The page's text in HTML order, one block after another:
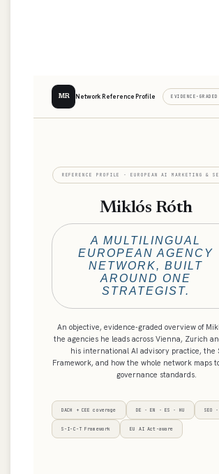
MR Network Reference Profile EVIDENCE-
REFERENCE PROFILE · EUROPEAN AI MARKETING &
Miklós Róth
A MULTILINGUAL
EUROPEAN AGENCY
NETWORK, BUILT
AROUND ONE
STRATEGIST.
An objective, evidence-graded overview of
the agencies he leads across Vienna, Zurich
his international AI advisory practice, the
Framework, and how the whole network maps
governance standards.
DACH + CEE coverage DE · EN · ES · HU SEO
S-I-C-T Framework EU AI Act-aware